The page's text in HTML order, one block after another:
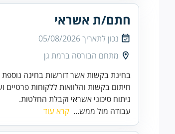
חתם/ת אשראי
נכון לתאריך05/08/2026
מתחם הבורסה ברמת גן
ניתוח סיכוני אשראי וקבלת החלטות.
עבודה מול ממש... קרא עוד